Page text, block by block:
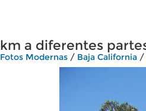
km a diferentes
Fotos Modernas / Baja California /